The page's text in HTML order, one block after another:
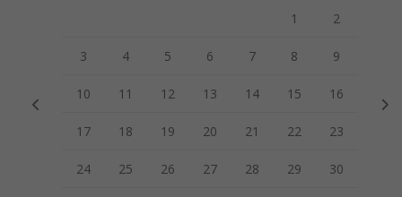
1 2
3 4 5 6 7 8 9
10 11 12 13 14 15 16
17 18 19 20 21 22 23
24 25 26 27 28 29 30